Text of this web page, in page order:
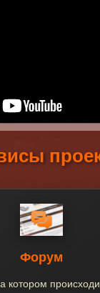
видео о проекте!
Форум
котором